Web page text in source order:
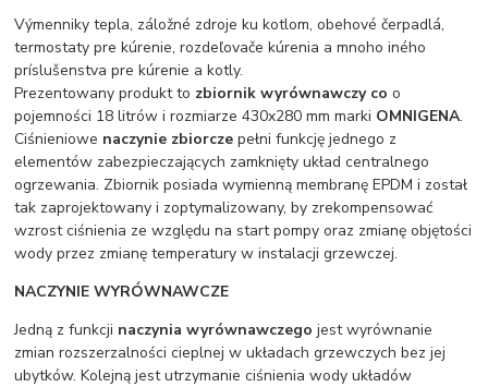
Výmenniky tepla, záložné zdroje ku kotlom, obehové čerpadlá,
termostaty pre kúrenie, rozdeľovače kúrenia a mnoho iného
príslušenstva pre kúrenie a kotly.
Prezentowany produkt to zbiornik wyrównawczy co o
pojemności 18 litrów i rozmiarze 430x280 mm marki OMNIGENA.
Ciśnieniowe naczynie zbiorcze pełni funkcję jednego z
elementów zabezpieczających zamknięty układ centralnego
ogrzewania. Zbiornik posiada wymienną membranę EPDM i został
tak zaprojektowany i zoptymalizowany, by zrekompensować
wzrost ciśnienia ze względu na start pompy oraz zmianę objętości
wody przez zmianę temperatury w instalacji grzewczej.
NACZYNIE WYRÓWNAWCZE
Jedną z funkcji naczynia wyrównawczego jest wyrównanie
zmian rozszerzalności cieplnej w układach grzewczych bez jej
ubytków. Kolejną jest utrzymanie ciśnienia wody układów